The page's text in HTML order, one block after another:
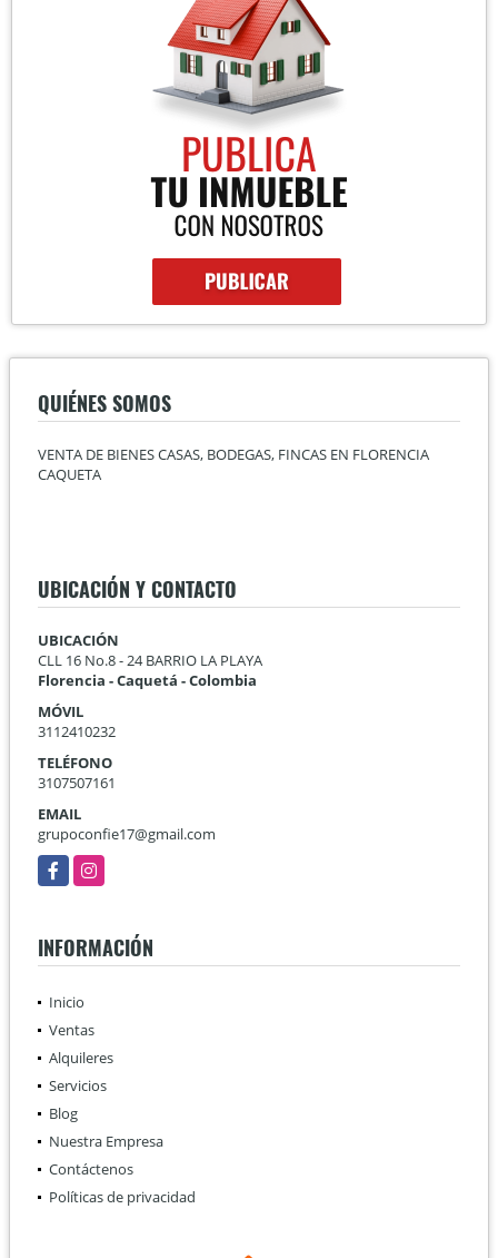
QUIÉNES SOMOS
VENTA DE BIENES CASAS, BODEGAS, FINCAS EN FLORENCIA
CAQUETA
UBICACIÓN Y CONTACTO
UBICACIÓN
CLL 16 No.8 - 24 BARRIO LA PLAYA
Florencia - Caquetá - Colombia
MÓVIL
3112410232
TELÉFONO
3107507161
EMAIL
grupoconfie17@gmail.com
FacebookInstagram
INFORMACIÓN
Inicio
Ventas
Alquileres
Servicios
Blog
Nuestra Empresa
Contáctenos
Políticas de privacidad